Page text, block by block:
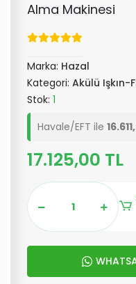
Alma Makinesi
Marka: Hazal
Kategori: Akülü Işkın-
Stok: 1
Havale/EFT ile
17.125,00 TL